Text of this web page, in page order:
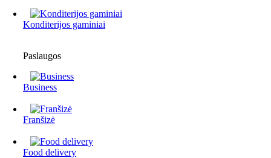
Konditerijos gaminiai
Paslaugos
Business
Franšizė
Food delivery